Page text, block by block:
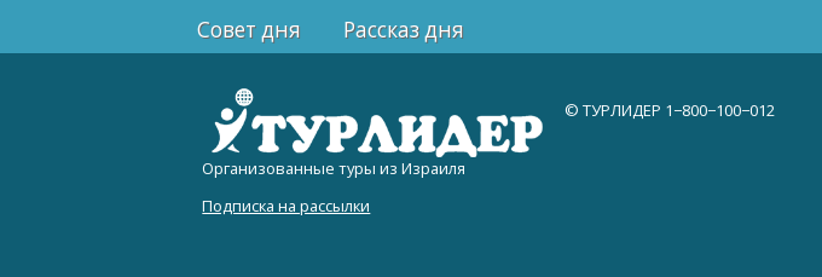
Cовет дня
Рассказ дня
© ТУРЛИДЕР 1−800−100−012
Организованные туры из Израиля
Подписка на рассылки